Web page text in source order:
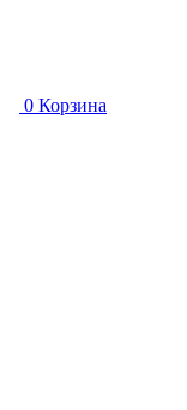
0 Корзина